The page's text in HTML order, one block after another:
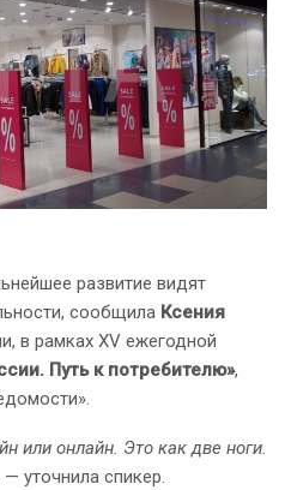
развитие видят
сообщила Ксения
в рамках XV ежегодной
Путь к потребителю»,
или онлайн. Это как две ноги.
— уточнила спикер.